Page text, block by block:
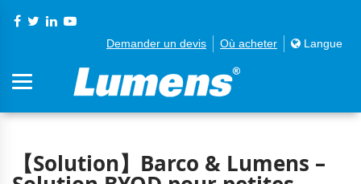
Demander un devis Où acheter Langue
【Solution】Barco & Lumens –